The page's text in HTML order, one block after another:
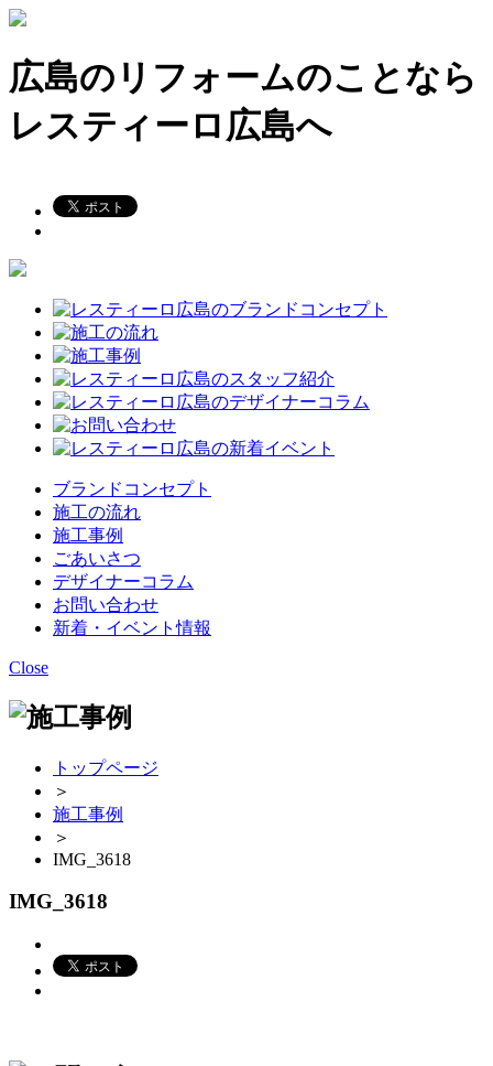
広島のリフォームのことなら
レスティーロ広島へ
ブランドコンセプト
施工の流れ
施工事例
ごあいさつ
デザイナーコラム
お問い合わせ
新着・イベント情報
Close
トップページ
＞
施工事例
＞
IMG_3618
IMG_3618